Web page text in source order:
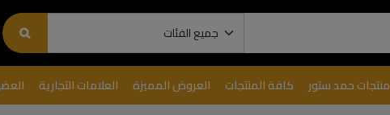
منتجات حمد ستور كافة المنتجات العروض المميزة العلامات التجارية